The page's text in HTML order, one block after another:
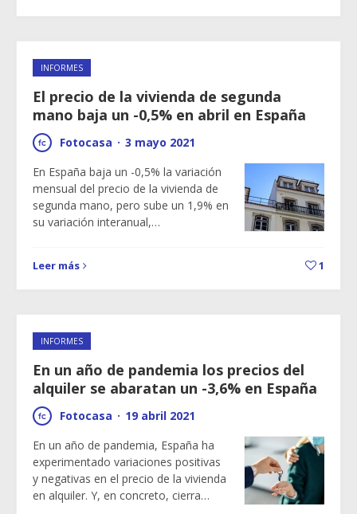
INFORMES
El precio de la vivienda de segunda
mano baja un -0,5% en abril en España
Fotocasa · 3 mayo 2021
En España baja un -0,5% la variación
mensual del precio de la vivienda de
segunda mano, pero sube un 1,9% en
su variación interanual,…
Leer más 1
INFORMES
En un año de pandemia los precios del
alquiler se abaratan un -3,6% en España
Fotocasa · 19 abril 2021
En un año de pandemia, España ha
experimentado variaciones positivas
y negativas en el precio de la vivienda
en alquiler. Y, en concreto, cierra…